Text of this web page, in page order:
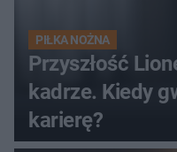
PIŁKA NOŻNA
Przyszłość
kadrze. Kiedy
karierę?